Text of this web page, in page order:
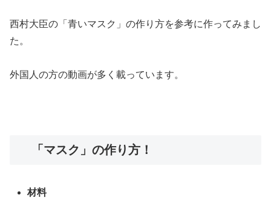
西村大臣の「青いマスク」の作り方を参考に作ってみまし
た。
外国人の方の動画が多く載っています。
「マスク」の作り方！
材料